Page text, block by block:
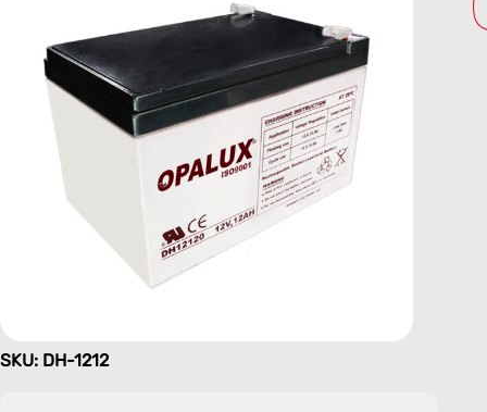
SKU: DH-1212